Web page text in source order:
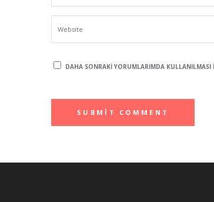
DAHA SONRAKI YORUMLARIMDA KULLANILMASI